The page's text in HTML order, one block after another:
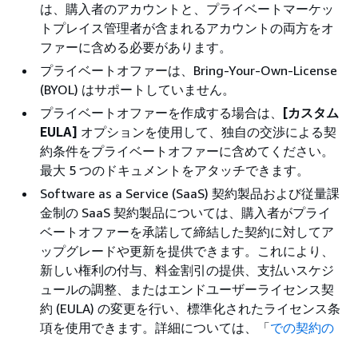
は、購入者のアカウントと、プライベートマーケッ
トプレイス管理者が含まれるアカウントの両方をオ
ファーに含める必要があります。
プライベートオファーは、Bring-Your-Own-License
(BYOL) はサポートしていません。
プライベートオファーを作成する場合は、
[カスタム
EULA] オプションを使用して、独自の交渉による契
約条件をプライベートオファーに含めてください。
最大 5 つのドキュメントをアタッチできます。
Software as a Service (SaaS) 契約製品および従量課
金制の SaaS 契約製品については、購入者がプライ
ベートオファーを承諾して締結した契約に対してア
ップグレードや更新を提供できます。これにより、
新しい権利の付与、料金割引の提供、支払いスケジ
ュールの調整、またはエンドユーザーライセンス契
約 (EULA) の変更を行い、標準化されたライセンス条
項を使用できます。詳細については、「での契約の